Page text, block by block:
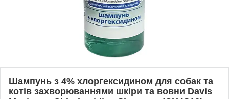
Шампунь з 4% хлоргексидином для собак та
котів захворюваннями шкіри та вовни Davis